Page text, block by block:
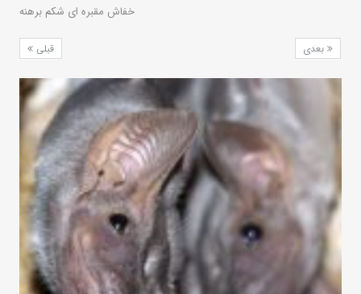
خفاش مقبره‌ ای شکم‌ برهنه
قبلی